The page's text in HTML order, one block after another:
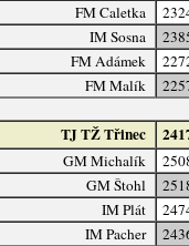
FM Caletka
IM Sosna
FM Adámek
FM Malík
TJ TŽ Třinec
GM Michalík
GM Štohl
IM Plát
IM Pacher